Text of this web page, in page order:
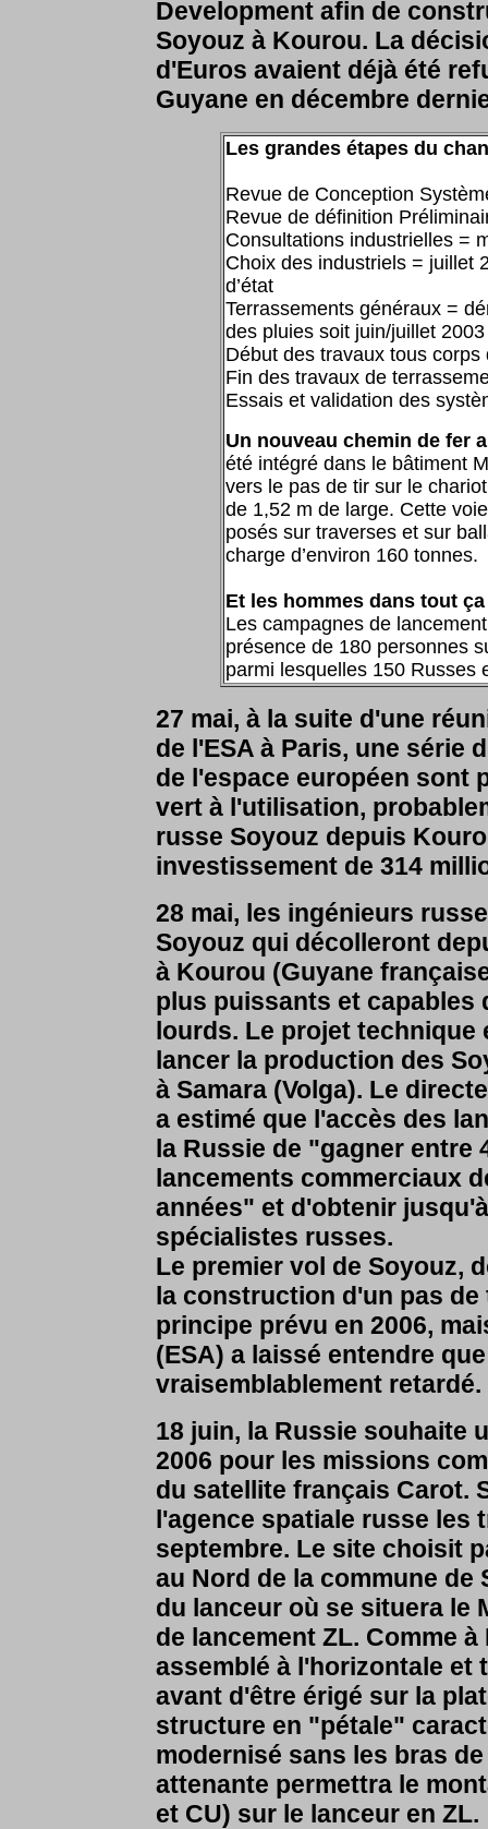
Development afin de
Soyouz à Kourou. La
d'Euros avaient déjà été
Guyane en décembre
Les grandes étapes du
Revue de Conception
Revue de définition
Consultations industrielles =
Choix des industriels = juillet
d’état
Terrassements généraux =
des pluies soit juin/juillet 2003
Début des travaux tous corps
Fin des travaux de
Essais et validation des
Un nouveau chemin de fer
été intégré dans le bâtiment
vers le pas de tir sur le
de 1,52 m de large. Cette
posés sur traverses et sur
charge d’environ 160 tonnes.
Et les hommes dans tout
Les campagnes de
présence de 180 personnes
parmi lesquelles 150 Russes
27 mai, à la suite d'une
de l'ESA à Paris, une série
de l'espace européen sont
vert à l'utilisation,
russe Soyouz depuis
investissement de 314
28 mai, les ingénieurs
Soyouz qui décolleront
à Kourou (Guyane
plus puissants et
lourds. Le projet
lancer la production des
à Samara (Volga). Le
a estimé que l'accès des
la Russie de "gagner entre
lancements commerciaux
années" et d'obtenir
spécialistes russes.
Le premier vol de Soyouz,
la construction d'un pas
principe prévu en 2006,
(ESA) a laissé entendre
vraisemblablement retardé.
18 juin, la Russie souhaite
2006 pour les missions
du satellite français Carot.
l'agence spatiale russe les
septembre. Le site choisit
au Nord de la commune de
du lanceur où se situera le
de lancement ZL. Comme
assemblé à l'horizontale et
avant d'être érigé sur la
structure en "pétale"
modernisé sans les bras
attenante permettra le
et CU) sur le lanceur en